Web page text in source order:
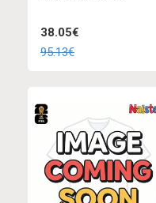
38.05€
95.13€